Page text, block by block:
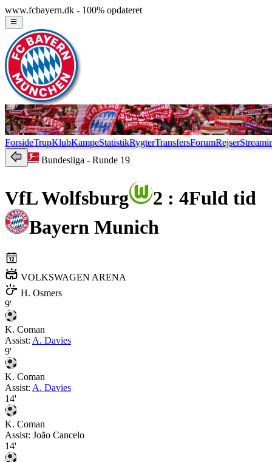
www.fcbayern.dk - 100% opdateret
ForsideTrupKlubKampeStatistikRygterTransfersForumRejser
Bundesliga - Runde 19
VfL Wolfsburg 2 : 4Fuld tid
Bayern Munich
VOLKSWAGEN ARENA
H. Osmers
9'
K. Coman
Assist: A. Davies
9'
K. Coman
Assist: A. Davies
14'
K. Coman
Assist: João Cancelo
14'